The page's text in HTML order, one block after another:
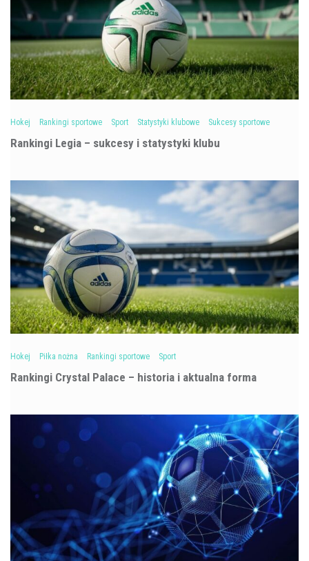
Hokej Rankingi sportowe Sport Statystyki klubowe Sukcesy sportowe
Rankingi Legia – sukcesy i statystyki klubu
Hokej Piłka nożna Rankingi sportowe Sport
Rankingi Crystal Palace – historia i aktualna forma